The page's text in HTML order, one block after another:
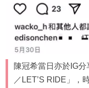
陳冠希當日亦於IG
／LET’S RIDE」，